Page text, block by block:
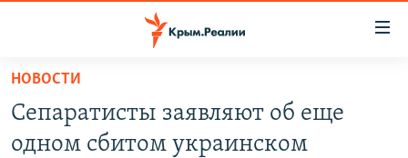
Вернуться
основному
содержанию
СПЕЦПРОЕКТЫ
НОВОСТИ
Сепаратисты заявляют об еще
одном сбитом украинском